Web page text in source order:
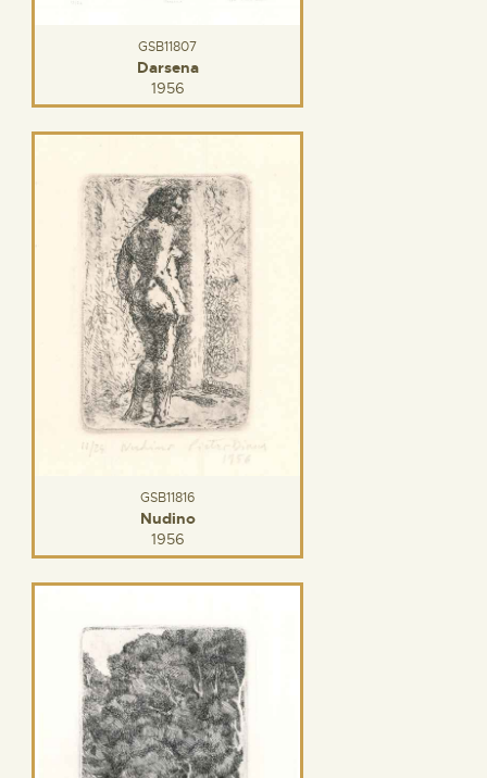
GSB11807
Darsena
1956
GSB11816
Nudino
1956